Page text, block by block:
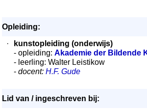
Opleiding:
·
kunstopleiding (onderwijs)
- opleiding: Akademie der Bildende
- leerling: Walter Leistikow
- docent: H.F. Gude
Lid van / ingeschreven bij: